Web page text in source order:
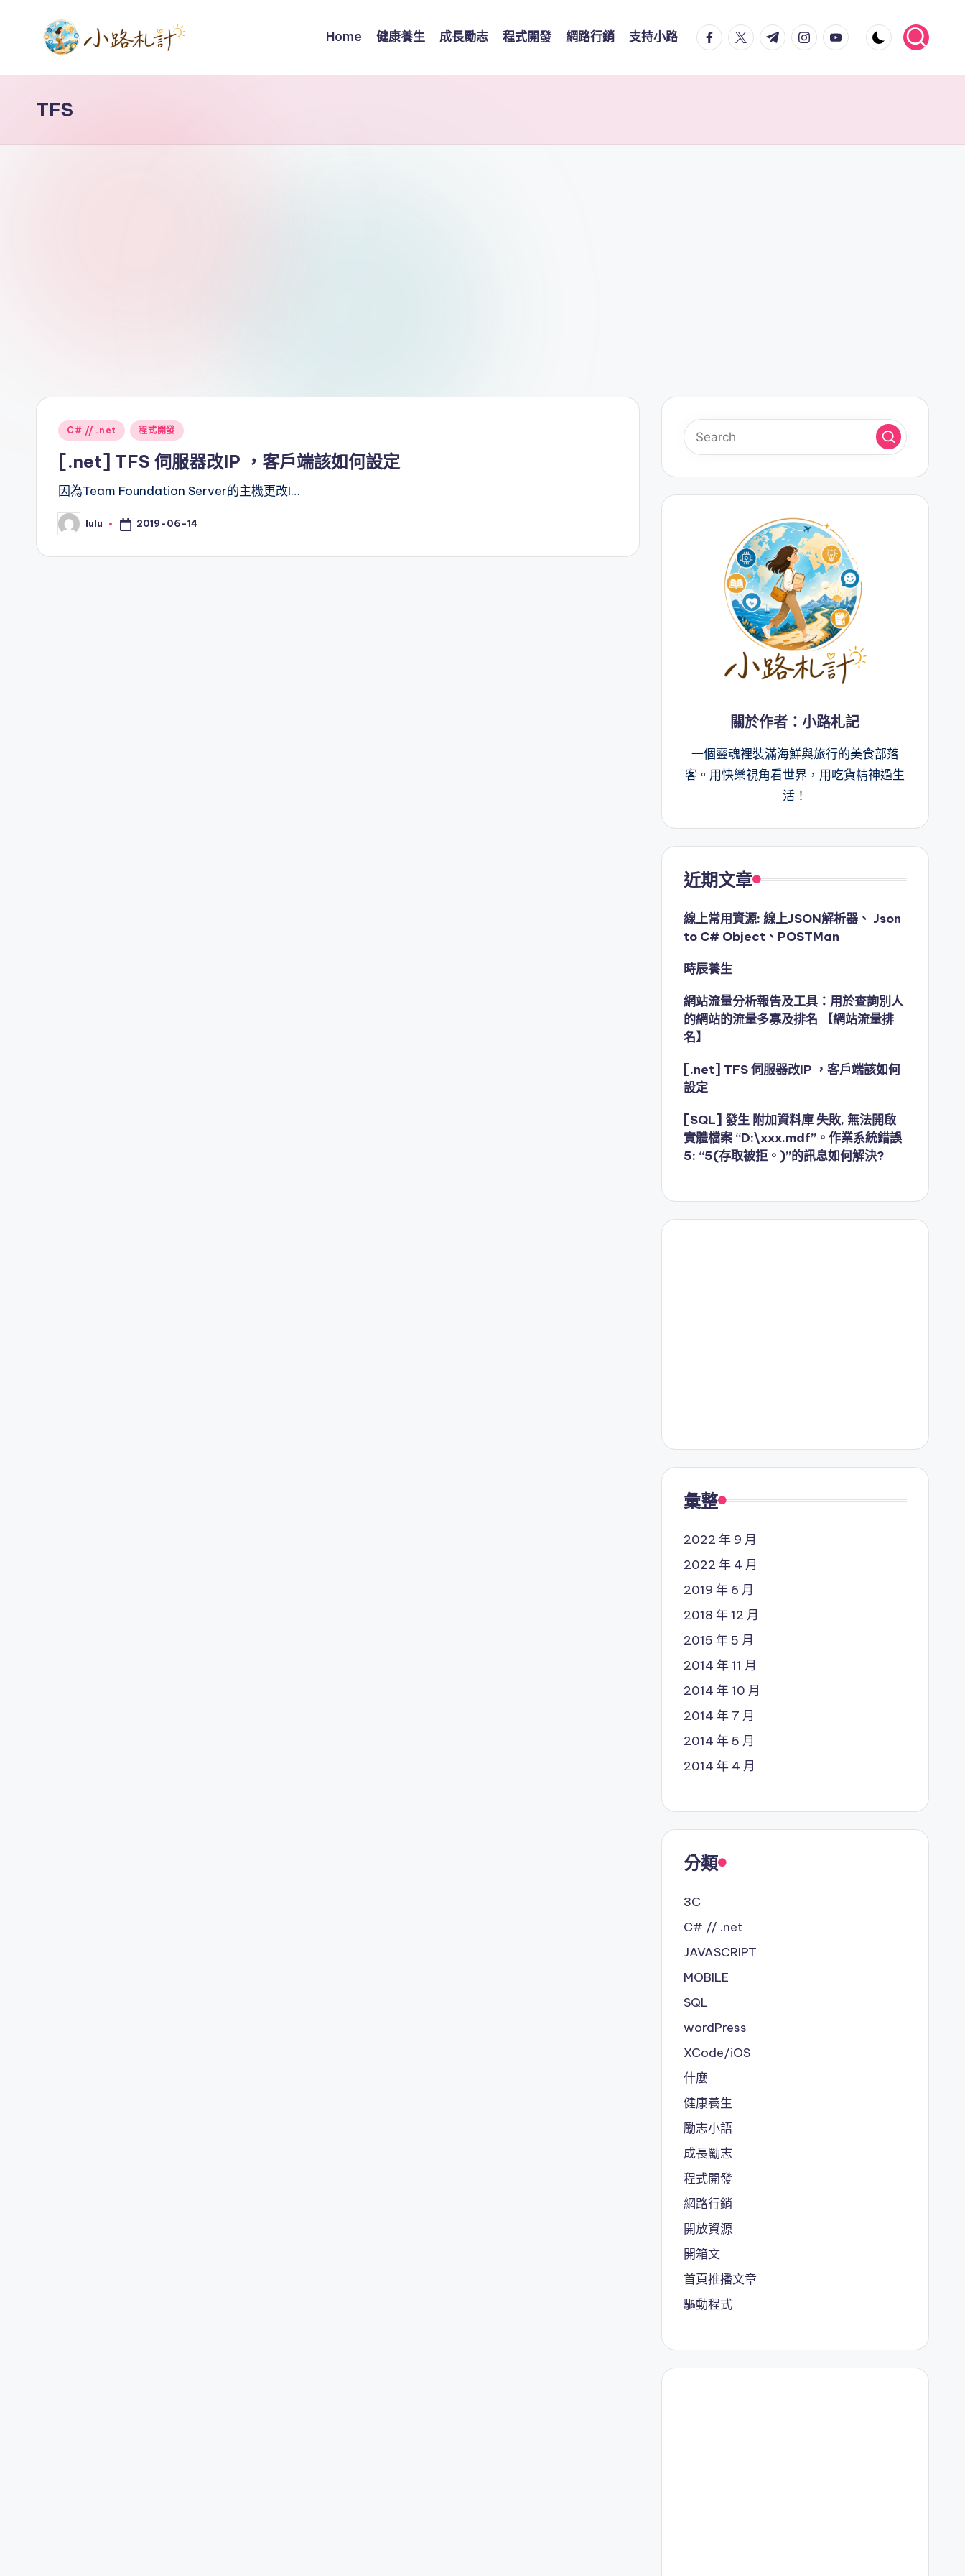
content小
路
健
Home 健康養生 成長勵志 程式開發 網路行銷 支持小路 facebook.com
twitter.com
t.me instagram.com
youtube.com
TFS
Posted
C# // .net 程式開發
[.net] TFS 伺服器改IP ，客戶端該如何設定
因為Team Foundation Server的主機更改I…
Posted
by
lulu 2019-06-14
關於作者：小路札記
一個靈魂裡裝滿海鮮與旅行的美食部落
客。用快樂視角看世界，用吃貨精神過生
活！
近期文章
線上常用資源: 線上JSON解析器、 Json
to C# Object、POSTMan
時辰養生
網站流量分析報告及工具：用於查詢別人
的網站的流量多寡及排名 【網站流量排
名】
[.net] TFS 伺服器改IP ，客戶端該如何
設定
[SQL] 發生 附加資料庫 失敗, 無法開啟
實體檔案 “D:\xxx.mdf”。作業系統錯誤
5: “5(存取被拒。)”的訊息如何解決?
彙整
2022 年 9 月
2022 年 4 月
2019 年 6 月
2018 年 12 月
2015 年 5 月
2014 年 11 月
2014 年 10 月
2014 年 7 月
2014 年 5 月
2014 年 4 月
分類
3C
C# // .net
JAVASCRIPT
MOBILE
SQL
wordPress
XCode/iOS
什麼
健康養生
勵志小語
成長勵志
程式開發
網路行銷
開放資源
開箱文
首頁推播文章
驅動程式